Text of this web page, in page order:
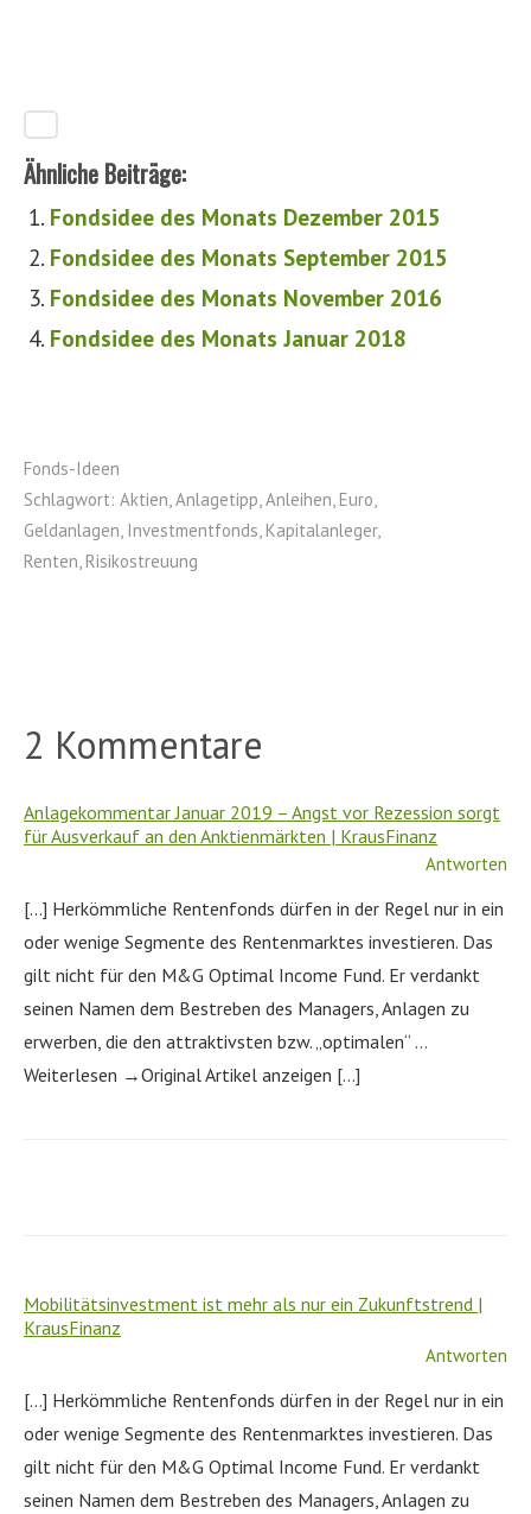
Ähnliche Beiträge:
Fondsidee des Monats Dezember 2015
Fondsidee des Monats September 2015
Fondsidee des Monats November 2016
Fondsidee des Monats Januar 2018
Fonds-Ideen
Schlagwort: Aktien,Anlagetipp,Anleihen, Euro,
Geldanlagen, Investmentfonds, Kapitalanleger,
Renten, Risikostreuung
2 Kommentare
Anlagekommentar Januar 2019 – Angst vor Rezession sorgt
für Ausverkauf an den Anktienmärkten | KrausFinanz
Antworten
[…] Herkömmliche Rentenfonds dürfen in der Regel nur in ein
oder wenige Segmente des Rentenmarktes investieren. Das
gilt nicht für den M&G Optimal Income Fund. Er verdankt
seinen Namen dem Bestreben des Managers, Anlagen zu
erwerben, die den attraktivsten bzw. „optimalen“ …
Weiterlesen →Original Artikel anzeigen […]
Mobilitätsinvestment ist mehr als nur ein Zukunftstrend |
KrausFinanz
Antworten
[…] Herkömmliche Rentenfonds dürfen in der Regel nur in ein
oder wenige Segmente des Rentenmarktes investieren. Das
gilt nicht für den M&G Optimal Income Fund. Er verdankt
seinen Namen dem Bestreben des Managers, Anlagen zu